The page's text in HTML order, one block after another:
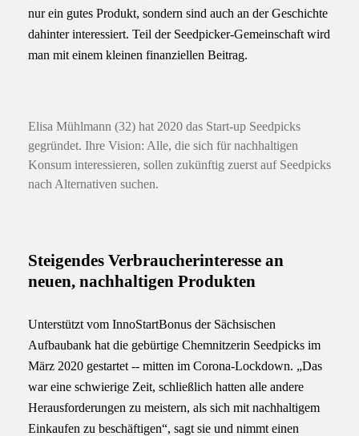
nur ein gutes Produkt, sondern sind auch an der Geschichte
dahinter interessiert. Teil der Seedpicker-Gemeinschaft wird
man mit einem kleinen finanziellen Beitrag.
Elisa Mühlmann (32) hat 2020 das Start-up Seedpicks
gegründet. Ihre Vision: Alle, die sich für nachhaltigen
Konsum interessieren, sollen zukünftig zuerst auf Seedpicks
nach Alternativen suchen.
Steigendes Verbraucherinteresse an
neuen, nachhaltigen Produkten
Unterstützt vom InnoStartBonus der Sächsischen
Aufbaubank hat die gebürtige Chemnitzerin Seedpicks im
März 2020 gestartet -- mitten im Corona-Lockdown. „Das
war eine schwierige Zeit, schließlich hatten alle andere
Herausforderungen zu meistern, als sich mit nachhaltigem
Einkaufen zu beschäftigen“, sagt sie und nimmt einen